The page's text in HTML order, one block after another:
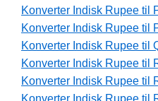
Konverter Indisk Rupee til
Konverter Indisk Rupee til
Konverter Indisk Rupee til
Konverter Indisk Rupee til
Konverter Indisk Rupee til